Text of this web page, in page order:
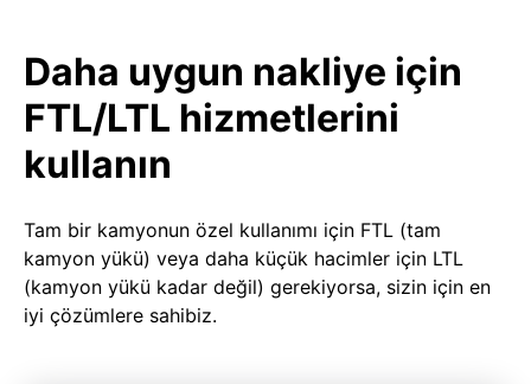
Daha uygun nakliye için
FTL/LTL hizmetlerini
kullanın
Tam bir kamyonun özel kullanımı için FTL (tam
kamyon yükü) veya daha küçük hacimler için LTL
(kamyon yükü kadar değil) gerekiyorsa, sizin için en
iyi çözümlere sahibiz.